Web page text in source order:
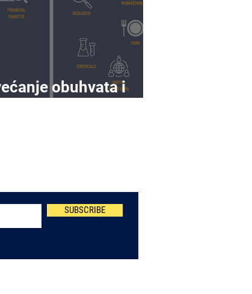
obuhvata i
SUBSCRIBE